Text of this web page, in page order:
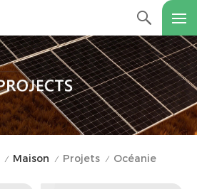
/ Maison / Projets / Océanie